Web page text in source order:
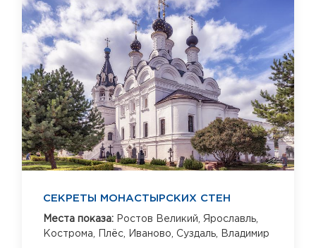
СЕКРЕТЫ МОНАСТЫРСКИХ СТЕН
Места показа: Ростов Великий, Ярославль,
Кострома,
Плёс, Иваново, Суздаль, Владимир